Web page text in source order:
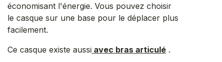
économisant l'énergie. Vous pouvez choisir
le casque sur une base pour le déplacer plus
facilement.
Ce casque existe aussi avec bras articulé .